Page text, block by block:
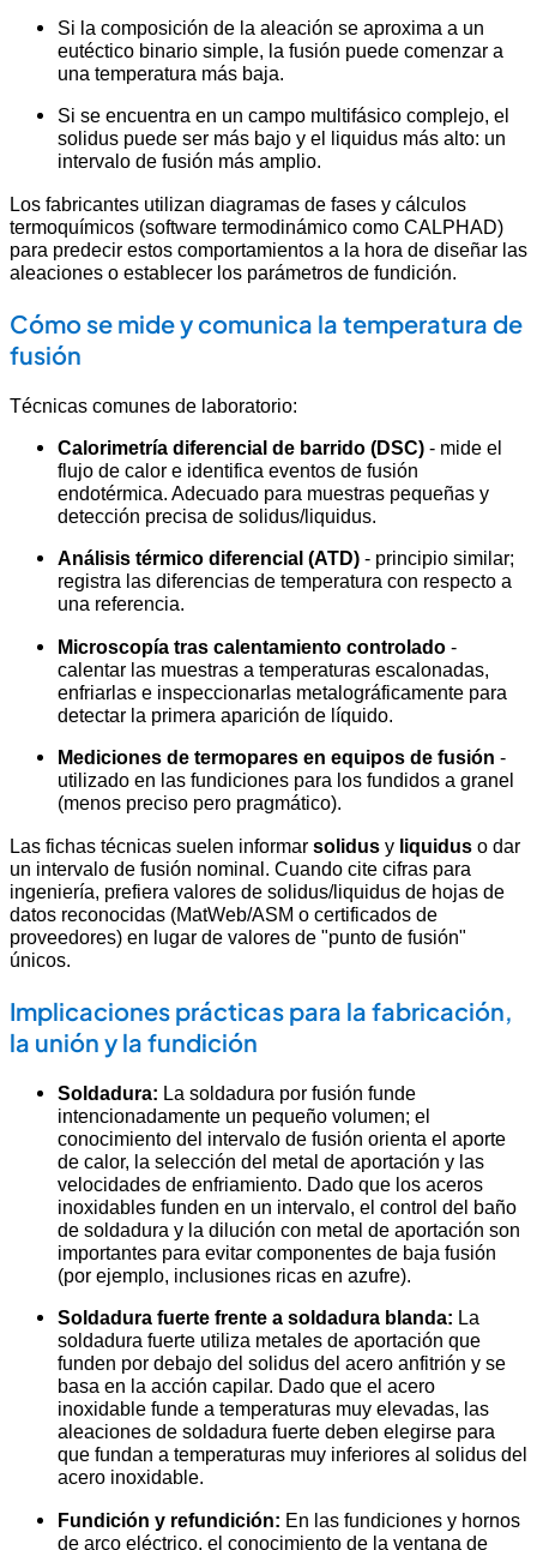
Si la composición de la aleación se aproxima a un
eutéctico binario simple, la fusión puede comenzar a
una temperatura más baja.
Si se encuentra en un campo multifásico complejo, el
solidus puede ser más bajo y el liquidus más alto: un
intervalo de fusión más amplio.
Los fabricantes utilizan diagramas de fases y cálculos
termoquímicos (software termodinámico como CALPHAD)
para predecir estos comportamientos a la hora de diseñar las
aleaciones o establecer los parámetros de fundición.
Cómo se mide y comunica la temperatura de
fusión
Técnicas comunes de laboratorio:
Calorimetría diferencial de barrido (DSC) - mide el
flujo de calor e identifica eventos de fusión
endotérmica. Adecuado para muestras pequeñas y
detección precisa de solidus/liquidus.
Análisis térmico diferencial (ATD) - principio similar;
registra las diferencias de temperatura con respecto a
una referencia.
Microscopía tras calentamiento controlado -
calentar las muestras a temperaturas escalonadas,
enfriarlas e inspeccionarlas metalográficamente para
detectar la primera aparición de líquido.
Mediciones de termopares en equipos de fusión -
utilizado en las fundiciones para los fundidos a granel
(menos preciso pero pragmático).
Las fichas técnicas suelen informar solidus y liquidus o dar
un intervalo de fusión nominal. Cuando cite cifras para
ingeniería, prefiera valores de solidus/liquidus de hojas de
datos reconocidas (MatWeb/ASM o certificados de
proveedores) en lugar de valores de "punto de fusión"
únicos.
Implicaciones prácticas para la fabricación,
la unión y la fundición
Soldadura: La soldadura por fusión funde
intencionadamente un pequeño volumen; el
conocimiento del intervalo de fusión orienta el aporte
de calor, la selección del metal de aportación y las
velocidades de enfriamiento. Dado que los aceros
inoxidables funden en un intervalo, el control del baño
de soldadura y la dilución con metal de aportación son
importantes para evitar componentes de baja fusión
(por ejemplo, inclusiones ricas en azufre).
Soldadura fuerte frente a soldadura blanda: La
soldadura fuerte utiliza metales de aportación que
funden por debajo del solidus del acero anfitrión y se
basa en la acción capilar. Dado que el acero
inoxidable funde a temperaturas muy elevadas, las
aleaciones de soldadura fuerte deben elegirse para
que fundan a temperaturas muy inferiores al solidus del
acero inoxidable.
Fundición y refundición: En las fundiciones y hornos
de arco eléctrico, el conocimiento de la ventana de